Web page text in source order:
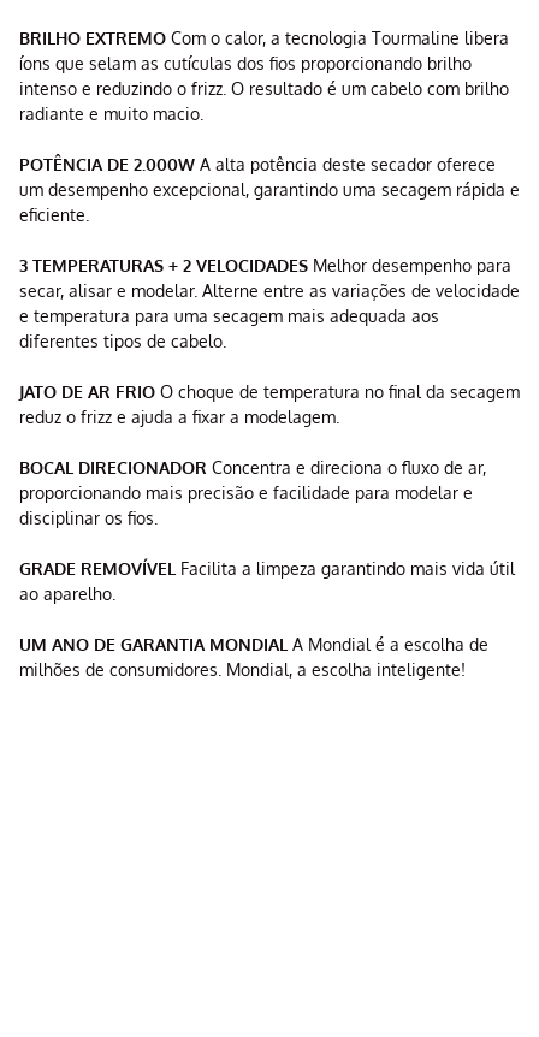
BRILHO EXTREMO Com o calor, a tecnologia Tourmaline libera
íons que selam as cutículas dos fios proporcionando brilho
intenso e reduzindo o frizz. O resultado é um cabelo com brilho
radiante e muito macio.
POTÊNCIA DE 2.000W A alta potência deste secador oferece
um desempenho excepcional, garantindo uma secagem rápida e
eficiente.
3 TEMPERATURAS + 2 VELOCIDADES Melhor desempenho para
secar, alisar e modelar. Alterne entre as variações de velocidade
e temperatura para uma secagem mais adequada aos
diferentes tipos de cabelo.
JATO DE AR FRIO O choque de temperatura no final da secagem
reduz o frizz e ajuda a fixar a modelagem.
BOCAL DIRECIONADOR Concentra e direciona o fluxo de ar,
proporcionando mais precisão e facilidade para modelar e
disciplinar os fios.
GRADE REMOVÍVEL Facilita a limpeza garantindo mais vida útil
ao aparelho.
UM ANO DE GARANTIA MONDIAL A Mondial é a escolha de
milhões de consumidores. Mondial, a escolha inteligente!